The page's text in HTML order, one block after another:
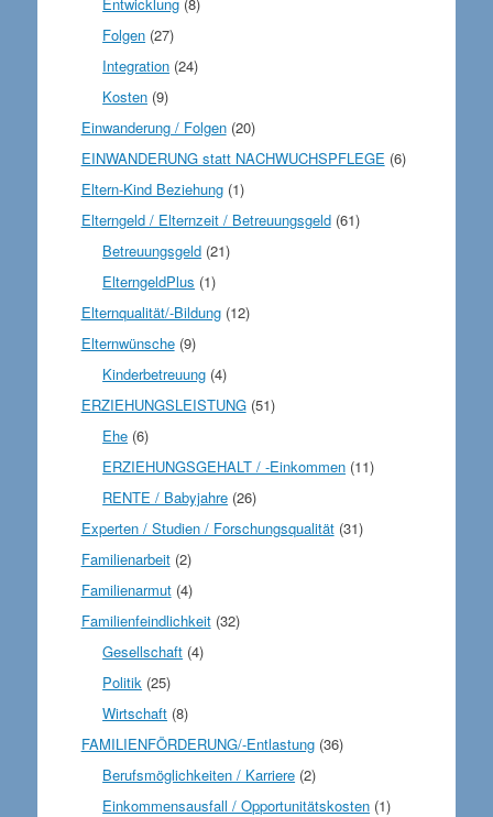
Folgen (27)
Integration (24)
Kosten (9)
Einwanderung / Folgen(20)
EINWANDERUNG statt NACHWUCHSPFLEGE (6)
Eltern-Kind Beziehung(1)
Elterngeld / Elternzeit / Betreuungsgeld(61)
Betreuungsgeld (21)
ElterngeldPlus (1)
Elternqualität/-Bildung(12)
Elternwünsche(9)
Kinderbetreuung (4)
ERZIEHUNGSLEISTUNG(51)
Ehe (6)
ERZIEHUNGSGEHALT / -Einkommen (11)
RENTE / Babyjahre (26)
Experten / Studien / Forschungsqualität(31)
Familienarbeit(2)
Familienarmut(4)
Familienfeindlichkeit(32)
Gesellschaft (4)
Politik (25)
Wirtschaft (8)
FAMILIENFÖRDERUNG/-Entlastung(36)
Berufsmöglichkeiten / Karriere (2)
Einkommensausfall / Opportunitätskosten (1)